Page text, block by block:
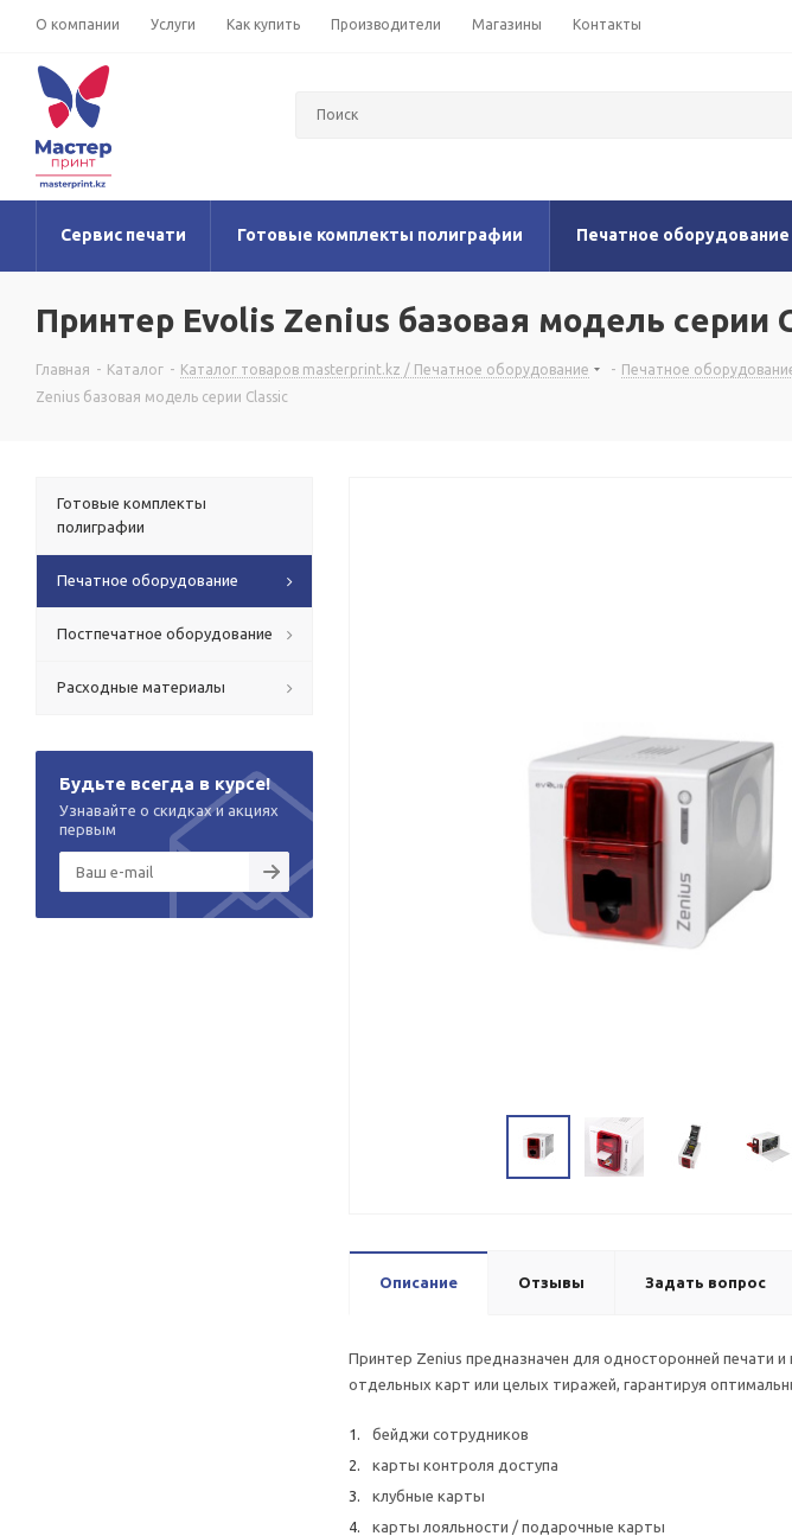
О компании Услуги Как купить Производители Магазины Контакты
Сервис печати Готовые комплекты полиграфии Печатное оборудование
Принтер Evolis Zenius базовая модель серии
Главная - Каталог - Каталог товаров masterprint.kz / Печатное оборудование - Печатное
Zenius базовая модель серии Classic
Описание Отзывы Задать вопрос
Принтер Zenius предназначен для односторонней печати
отдельных карт или целых тиражей, гарантируя
бейджи сотрудников
карты контроля доступа
клубные карты
карты лояльности / подарочные карты
Готовые комплекты
полиграфии
Печатное оборудование
Постпечатное оборудование
Расходные материалы
Будьте всегда в курсе!
Узнавайте о скидках и акциях
первым